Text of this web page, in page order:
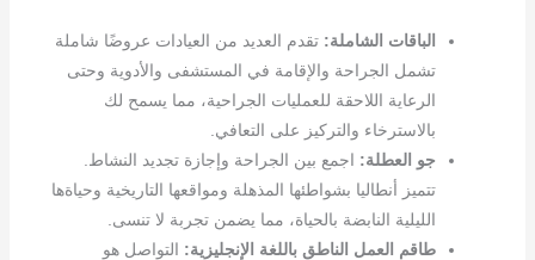
الباقات الشاملة: تقدم العديد من العيادات عروضًا شاملة
تشمل الجراحة والإقامة في المستشفى والأدوية وحتى
الرعاية اللاحقة للعمليات الجراحية، مما يسمح لك
بالاسترخاء والتركيز على التعافي.
جو العطلة: اجمع بين الجراحة وإجازة تجديد النشاط.
تتميز أنطاليا بشواطئها المذهلة ومواقعها التاريخية وحياةها
الليلية النابضة بالحياة، مما يضمن تجربة لا تنسى.
طاقم العمل الناطق باللغة الإنجليزية: التواصل هو